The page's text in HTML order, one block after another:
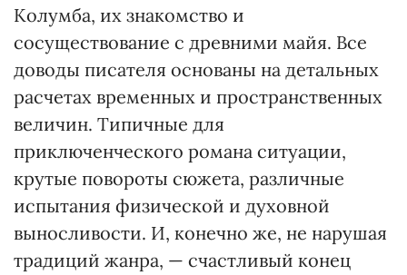
Колумба, их знакомство и
сосуществование с древними майя. Все
доводы писателя основаны на детальных
расчетах временных и пространственных
величин. Типичные для
приключенческого романа ситуации,
крутые повороты сюжета, различные
испытания физической и духовной
выносливости. И, конечно же, не нарушая
традиций жанра, — счастливый конец